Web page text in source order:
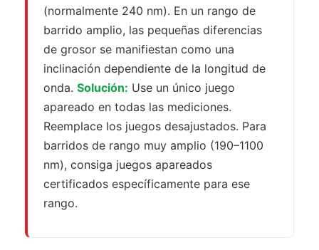
(normalmente 240 nm). En un rango de
barrido amplio, las pequeñas diferencias
de grosor se manifiestan como una
inclinación dependiente de la longitud de
onda. Solución: Use un único juego
apareado en todas las mediciones.
Reemplace los juegos desajustados. Para
barridos de rango muy amplio (190–1100
nm), consiga juegos apareados
certificados específicamente para ese
rango.